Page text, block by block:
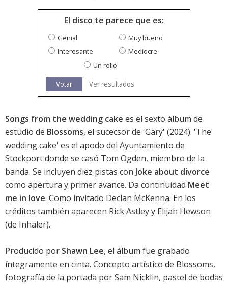
El disco te parece que es:
Genial
Muy bueno
Interesante
Mediocre
Un rollo
Votar Ver resultados
Songs from the wedding cake es el sexto álbum de
estudio de Blossoms, el sucecsor de 'Gary' (2024). 'The
wedding cake' es el apodo del Ayuntamiento de
Stockport donde se casó Tom Ogden, miembro de la
banda. Se incluyen diez pistas con Joke about divorce
como apertura y primer avance. Da continuidad Meet
me in love. Como invitado Declan McKenna. En los
créditos también aparecen Rick Astley y Elijah Hewson
(de Inhaler).
Producido por Shawn Lee, el álbum fue grabado
íntegramente en cinta. Concepto artístico de Blossoms,
fotografía de la portada por Sam Nicklin, pastel de bodas